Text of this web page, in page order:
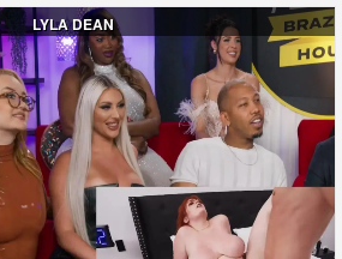
LYLA DEAN